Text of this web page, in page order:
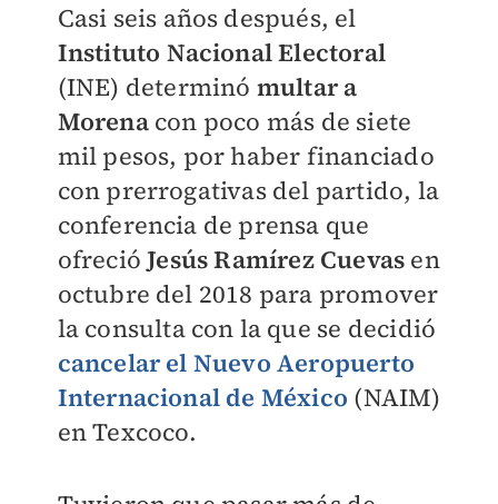
Casi seis años después, el
Instituto Nacional Electoral
(INE) determinó multar a
Morena con poco más de siete
mil pesos, por haber financiado
con prerrogativas del partido, la
conferencia de prensa que
ofrecióJesús Ramírez Cuevas en
octubre del 2018 para promover
la consulta con la que se decidió
cancelar el Nuevo Aeropuerto
Internacional de México (NAIM)
en Texcoco.